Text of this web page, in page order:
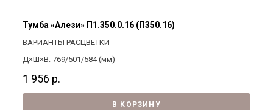
Тумба «Алези» П1.350.0.16 (П350.16)
ВАРИАНТЫ РАСЦВЕТКИ
Д×Ш×В: 769/501/584 (мм)
1 956 р.
В КОРЗИНУ